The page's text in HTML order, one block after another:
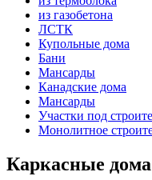
из газобетона
ЛСТК
Купольные дома
Бани
Мансарды
Канадские дома
Мансарды
Участки под
Монолитное
Каркасные